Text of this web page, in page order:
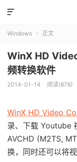

Windows  正文
WinX HD
频转换软件
2014-01-14 阅读(878)
WinX HD Video
录、下载 Youtube
AVCHD (M2TS,
换，同时还可以将